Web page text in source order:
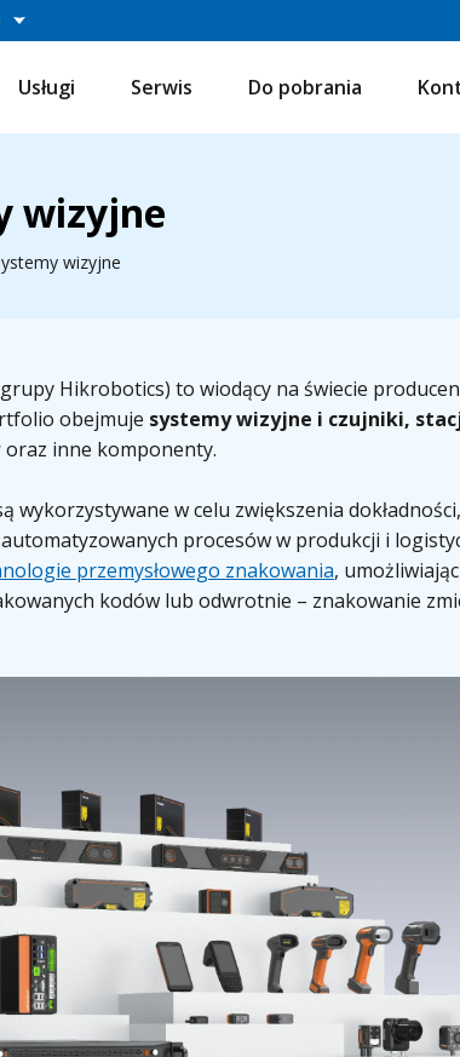
Usługi Serwis Do pobrania
wizyjne
wizyjne
Hikrobotics) to wiodący na świecie
obejmuje systemy wizyjne i czujniki,
oraz inne komponenty.
wykorzystywane w celu zwiększenia
procesów w produkcji i
przemysłowego znakowania,
kodów lub odwrotnie – znakowanie